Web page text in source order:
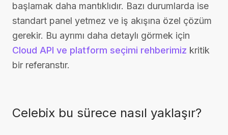
başlamak daha mantıklıdır. Bazı durumlarda ise
standart panel yetmez ve iş akışına özel çözüm
gerekir. Bu ayrımı daha detaylı görmek için
Cloud API ve platform seçimi rehberimiz kritik
bir referanstır.
Celebix bu sürece nasıl yaklaşır?